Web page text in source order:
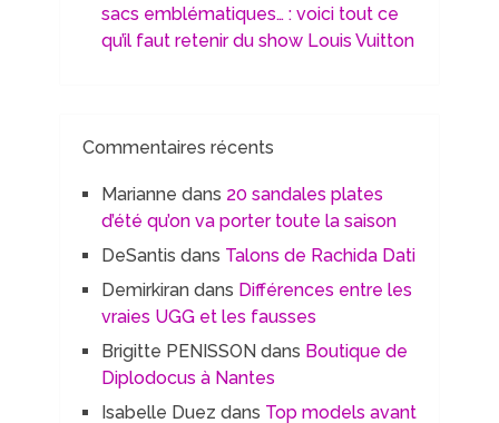
sacs emblématiques… : voici tout ce
qu’il faut retenir du show Louis Vuitton
Commentaires récents
Marianne dans 20 sandales plates
d’été qu’on va porter toute la saison
DeSantis dans Talons de Rachida Dati
Demirkirandans Différences entre les
vraies UGG et les fausses
Brigitte PENISSON dans Boutique de
Diplodocus à Nantes
Isabelle Duez dans Top models avant